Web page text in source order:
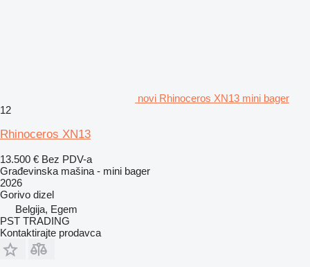
novi Rhinoceros XN13 mini bager
12
Rhinoceros XN13
13.500 € Bez PDV-a
Građevinska mašina - mini bager
2026
Gorivo dizel
Belgija, Egem
PST TRADING
Kontaktirajte prodavca